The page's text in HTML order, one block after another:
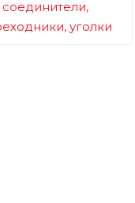
соединители,
уголки